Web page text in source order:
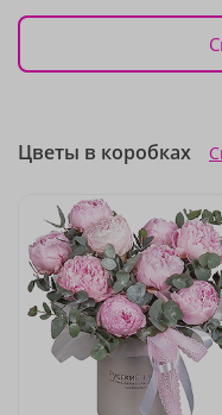
Цветы в коробках